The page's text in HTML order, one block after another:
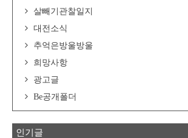
살빼기관찰일지
대전소식
추억은방울방울
희망사항
광고글
Be공개폴더
인기글